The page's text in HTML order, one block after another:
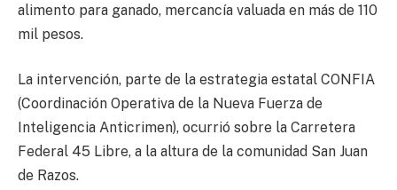
alimento para ganado, mercancía valuada en más de 110
mil pesos.
La intervención, parte de la estrategia estatal CONFIA
(Coordinación Operativa de la Nueva Fuerza de
Inteligencia Anticrimen), ocurrió sobre la Carretera
Federal 45 Libre, a la altura de la comunidad San Juan
de Razos.